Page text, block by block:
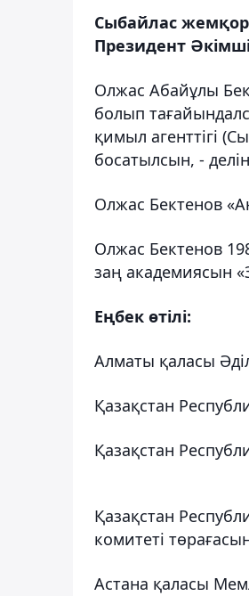
Сыбайлас
Президент
Олжас Абайұлы
болып
қимыл агенттігі
босатылсын, -
Олжас Бектенов
Олжас Бектенов
заң академиясын
Еңбек өтілі:
Алматы қаласы
Қазақстан
Қазақстан
Қазақстан
комитеті
Астана қаласы